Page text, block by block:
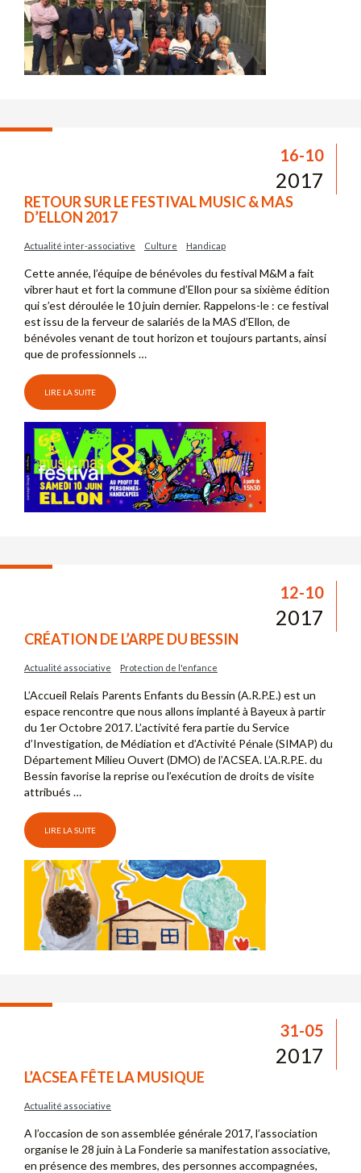
16-10
2017
RETOUR SUR LE FESTIVAL MUSIC & MAS
D’ELLON 2017
Actualité inter-associative Culture Handicap
Cette année, l’équipe de bénévoles du festival M&M a fait
vibrer haut et fort la commune d’Ellon pour sa sixième édition
qui s’est déroulée le 10 juin dernier. Rappelons-le : ce festival
est issu de la ferveur de salariés de la MAS d’Ellon, de
bénévoles venant de tout horizon et toujours partants, ainsi
que de professionnels …
LIRE LA SUITE
12-10
2017
CRÉATION DE L’ARPE DU BESSIN
Actualité associative Protection de l'enfance
L’Accueil Relais Parents Enfants du Bessin (A.R.P.E.) est un
espace rencontre que nous allons implanté à Bayeux à partir
du 1er Octobre 2017. L’activité fera partie du Service
d’Investigation, de Médiation et d’Activité Pénale (SIMAP) du
Département Milieu Ouvert (DMO) de l’ACSEA. L’A.R.P.E. du
Bessin favorise la reprise ou l’exécution de droits de visite
attribués …
LIRE LA SUITE
31-05
2017
L’ACSEA FÊTE LA MUSIQUE
Actualité associative
A l’occasion de son assemblée générale 2017, l’association
organise le 28 juin à La Fonderie sa manifestation associative,
en présence des membres, des personnes accompagnées,